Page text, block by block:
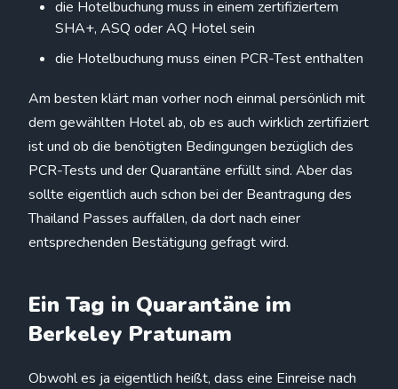
die Hotelbuchung muss in einem zertifiziertem
SHA+, ASQ oder AQ Hotel sein
die Hotelbuchung muss einen PCR-Test enthalten
Am besten klärt man vorher noch einmal persönlich mit
dem gewählten Hotel ab, ob es auch wirklich zertifiziert
ist und ob die benötigten Bedingungen bezüglich des
PCR-Tests und der Quarantäne erfüllt sind. Aber das
sollte eigentlich auch schon bei der Beantragung des
Thailand Passes auffallen, da dort nach einer
entsprechenden Bestätigung gefragt wird.
Ein Tag in Quarantäne im
Berkeley Pratunam
Obwohl es ja eigentlich heißt, dass eine Einreise nach